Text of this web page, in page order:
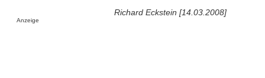
Richard Eckstein [14.03.2008]
Anzeige